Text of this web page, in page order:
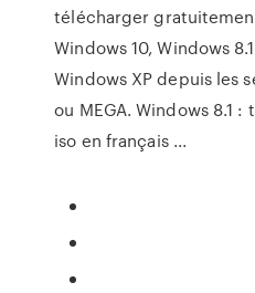
télécharger
Windows 10, Windows
Windows XP depuis les
ou MEGA. Windows 8.1
iso en français ...